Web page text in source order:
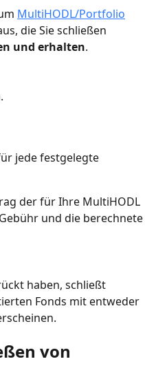
MultiHODL/Portfolio
die Sie schließen
und erhalten.
jede festgelegte
der für Ihre MultiHODL
und die berechnete
haben, schließt
Fonds mit entweder
von